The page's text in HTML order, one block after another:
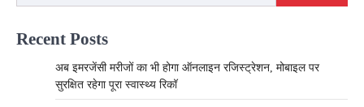
Recent Posts
अब इमरजेंसी मरीजों का भी होगा ऑनलाइन रजिस्ट्रेशन, मोबाइल पर
सुरक्षित रहेगा पूरा स्वास्थ्य रिकॉ